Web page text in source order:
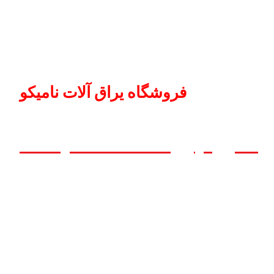
فروشگاه یراق آلات نامیکو